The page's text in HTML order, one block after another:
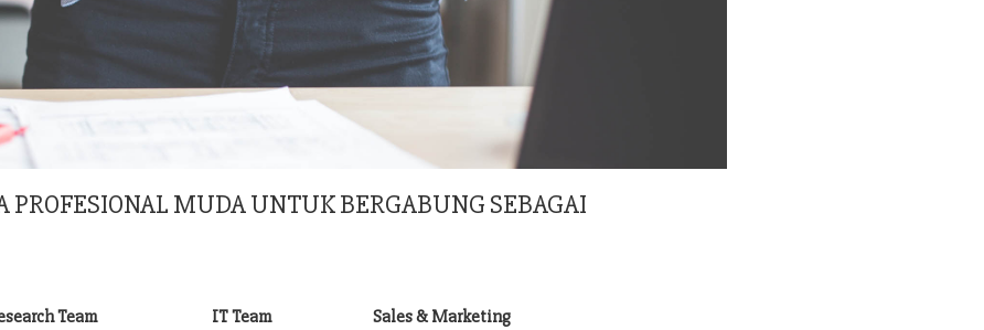
PROFESIONAL MUDA UNTUK BERGABUNG SEBAGAI
Team
IT Team
Sales & Marketing